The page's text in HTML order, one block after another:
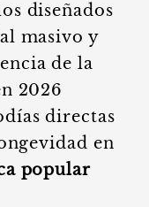
diseñados
masivo y
de la
2026
directas
en
popular